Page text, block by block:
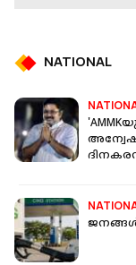
NATIONAL